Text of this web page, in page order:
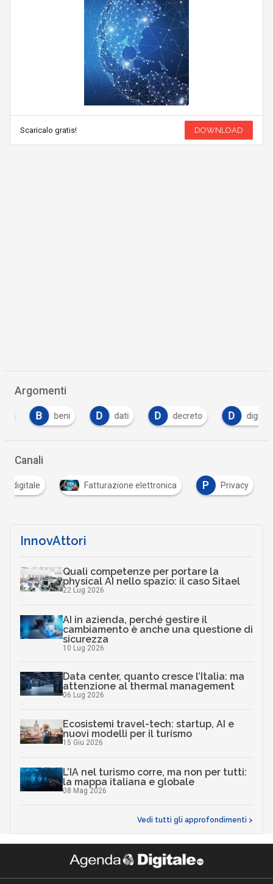
Scaricalo gratis! DOWNLOAD
Argomenti
beni dati decreto digital
Canali
digitale Fatturazione elettronica P Privacy
InnovAttori
Quali competenze per portare la
physical AI nello spazio: il caso Sitael
22 Lug 2026
AI in azienda, perché gestire il
cambiamento è anche una questione di
sicurezza
10 Lug 2026
Data center, quanto cresce l’Italia: ma
attenzione al thermal management
06 Lug 2026
Ecosistemi travel-tech: startup, AI e
nuovi modelli per il turismo
15 Giu 2026
L’IA nel turismo corre, ma non per tutti:
la mappa italiana e globale
08 Mag 2026
Vedi tutti gli approfondimenti >